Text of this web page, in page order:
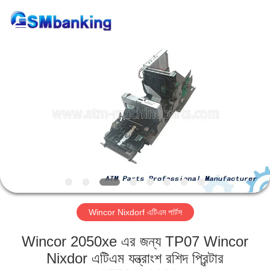
কারখানা
International
Trade
Co.,Ltd..
Wincor Nixdorf এটিএম পার্টস
Wincor 2050xe এর জন্য TP07 Wincor
Nixdor এটিএম যন্ত্রাংশ রশিদ প্রিন্টার